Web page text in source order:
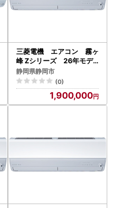
三菱電機 エアコン 霧ヶ
峰 Zシリーズ 26年モデ
ル MSZ-ZW9026S-W(
29畳用/200V/ピュアホワ
イト) 【標準設置工事付
】【配送不可：沖縄・離島
】
静岡県静岡市
(0)
1,900,000